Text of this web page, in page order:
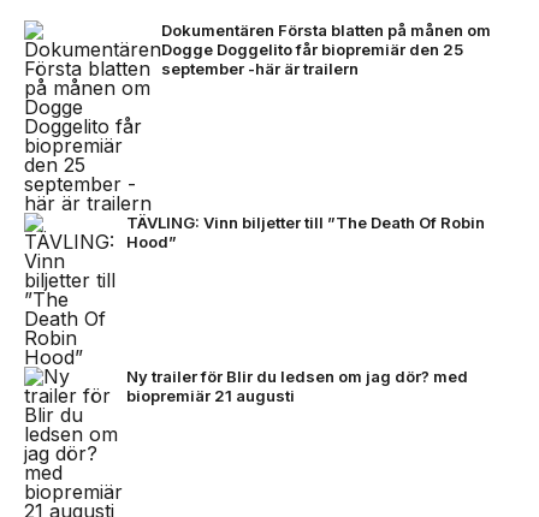
Dokumentären Första blatten på månen om
Dogge Doggelito får biopremiär den 25
september -här är trailern
TÄVLING: Vinn biljetter till ”The Death Of Robin
Hood”
Ny trailer för Blir du ledsen om jag dör? med
biopremiär 21 augusti